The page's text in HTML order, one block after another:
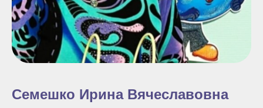
Семешко Ирина Вячеславовна